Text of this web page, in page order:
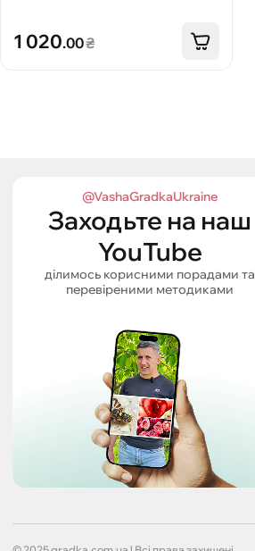
1 020.00₴
@VashaGradkaUkraine
Заходьте на наш
YouTube
ділимось корисними порадами та
перевіреними методиками